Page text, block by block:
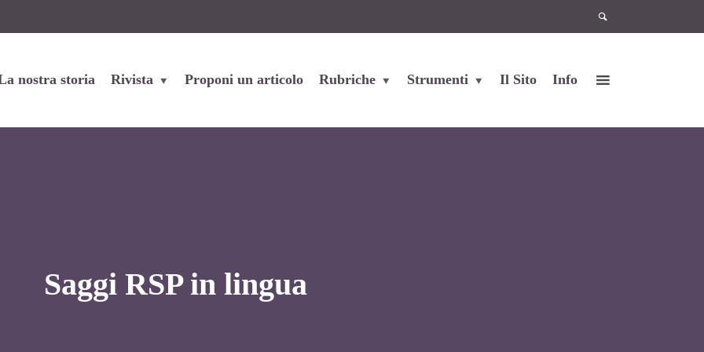
nostra storia Rivista Proponi un articolo Rubriche Strumenti Il Sito Info
Saggi RSP in lingua